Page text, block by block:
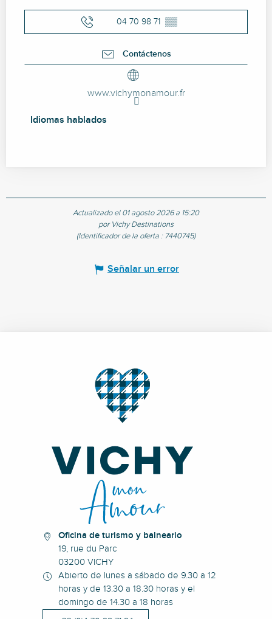
04 70 98 71 ▒▒
Contáctenos
www.vichymonamour.fr
Idiomas hablados
Idiomas hablados
Actualizado el 01 agosto 2026 a 15:20
por Vichy Destinations
(Identificador de la oferta : 7440745)
Señalar un error
Oficina de turismo y balneario
19, rue du Parc
03200 VICHY
Abierto de lunes a sábado de 9.30 a 12
horas y de 13.30 a 18.30 horas y el
domingo de 14.30 a 18 horas